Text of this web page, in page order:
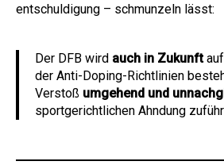
entschuldigung – schmunzeln lässt:
Der DFB wird auch in Zukunftauf
der Anti-Doping-Richtlinien
Verstoß umgehend und
sportgerichtlichen Ahndung